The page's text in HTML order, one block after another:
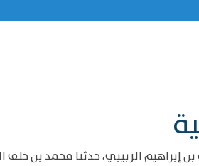
إبراهيم الزبيبي، حدثنا محمد بن